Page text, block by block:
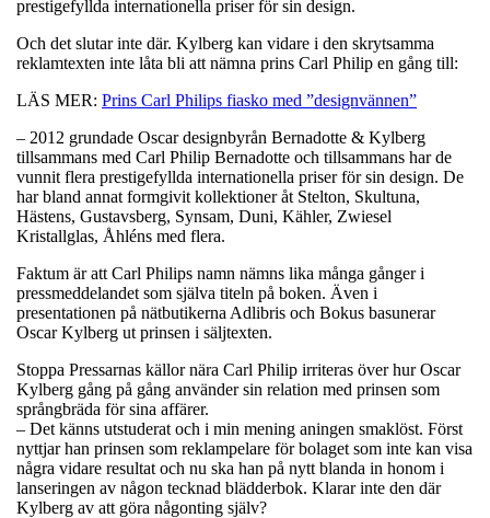
prestigefyllda internationella priser för sin design.
Och det slutar inte där. Kylberg kan vidare i den skrytsamma
reklamtexten inte låta bli att nämna prins Carl Philip en gång till:
LÄS MER: Prins Carl Philips fiasko med ”designvännen”
– 2012 grundade Oscar designbyrån Bernadotte & Kylberg
tillsammans med Carl Philip Bernadotte och tillsammans har de
vunnit flera prestigefyllda internationella priser för sin design. De
har bland annat formgivit kollektioner åt Stelton, Skultuna,
Hästens, Gustavsberg, Synsam, Duni, Kähler, Zwiesel
Kristallglas, Åhléns med flera.
Faktum är att Carl Philips namn nämns lika många gånger i
pressmeddelandet som själva titeln på boken. Även i
presentationen på nätbutikerna Adlibris och Bokus basunerar
Oscar Kylberg ut prinsen i säljtexten.
Stoppa Pressarnas källor nära Carl Philip irriteras över hur Oscar
Kylberg gång på gång använder sin relation med prinsen som
språngbräda för sina affärer.
– Det känns utstuderat och i min mening aningen smaklöst. Först
nyttjar han prinsen som reklampelare för bolaget som inte kan visa
några vidare resultat och nu ska han på nytt blanda in honom i
lanseringen av någon tecknad blädderbok. Klarar inte den där
Kylberg av att göra någonting själv?